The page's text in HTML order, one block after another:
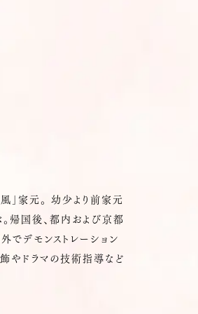
家元。 幼少より前家元
帰国後、都内および京都
デモンストレーション
やドラマの技術指導など